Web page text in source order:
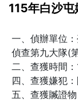
115年白沙
一、偵辦單位
偵查第九大隊(
二、查獲時間
四、查獲嫌犯
五、查獲贓證